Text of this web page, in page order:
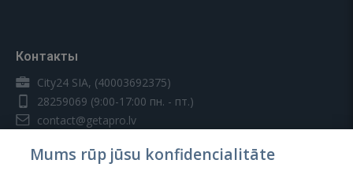
Контакты
City24 SIA, (40003692375)
28259069 (9:00-17:00 пн. - пт.)
contact@getapro.lv
Mums rūp jūsu konfidencialitāte